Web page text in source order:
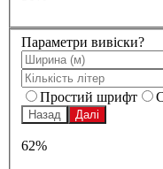
Параметри вивіски?
Простий шрифт
Назад Далі
62%